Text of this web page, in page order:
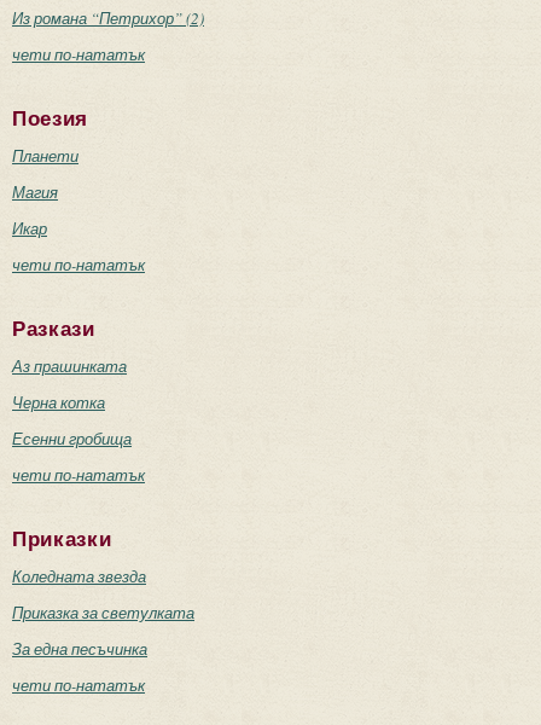
Из романа “Петрихор” (2)
чети по-нататък
Поезия
Планети
Магия
Икар
чети по-нататък
Разкази
Аз прашинката
Черна котка
Есенни гробища
чети по-нататък
Приказки
Коледната звезда
Приказка за светулката
За една песъчинка
чети по-нататък